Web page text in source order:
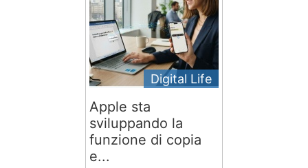
Digital Life
Apple sta
sviluppando la
funzione di copia
e...